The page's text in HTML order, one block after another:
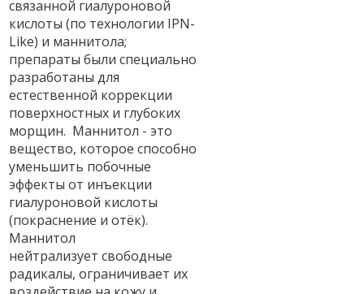
связанной гиалуроновой
кислоты (по технологии IPN-
Like) и маннитола;
препараты были специально
разработаны для
естественной коррекции
поверхностных и глубоких
морщин. Маннитол - это
вещество, которое способно
уменьшить побочные
эффекты от инъекции
гиалуроновой кислоты
(покраснение и отёк).
Маннитол
нейтрализует свободные
радикалы, ограничивает их